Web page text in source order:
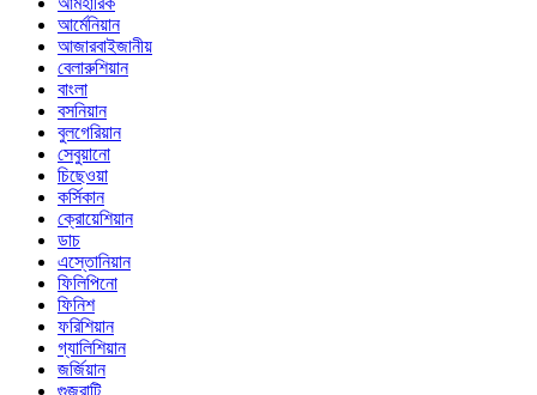
আর্মেনিয়ান
আজারবাইজানীয়
বেলারুশিয়ান
বাংলা
বসনিয়ান
বুলগেরিয়ান
সেবুয়ানো
চিছেওয়া
কর্সিকান
ক্রোয়েশিয়ান
ডাচ
এস্তোনিয়ান
ফিলিপিনো
ফিনিশ
ফরিশিয়ান
গ্যালিশিয়ান
জর্জিয়ান